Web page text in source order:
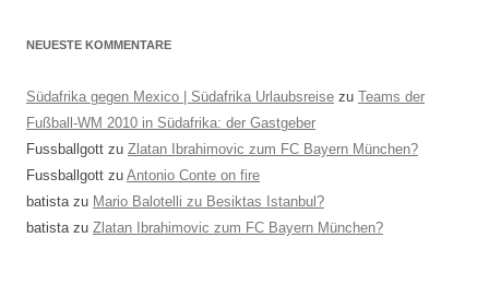
NEUESTE KOMMENTARE
Südafrika gegen Mexico | Südafrika Urlaubsreise zu Teams der
Fußball-WM 2010 in Südafrika: der Gastgeber
Fussballgott zu Zlatan Ibrahimovic zum FC Bayern München?
Fussballgott zu Antonio Conte on fire
batistazu Mario Balotelli zu Besiktas Istanbul?
batistazu Zlatan Ibrahimovic zum FC Bayern München?